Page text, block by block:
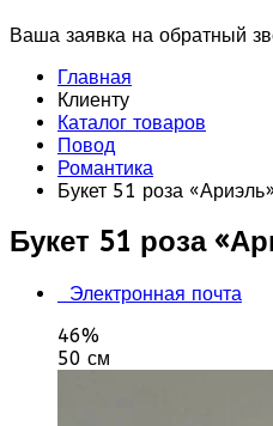
Ваша заявка на обратный
Главная
Клиенту
Каталог товаров
Повод
Романтика
Букет 51 роза
Букет 51 роза
Электронная почта
46%
50 см